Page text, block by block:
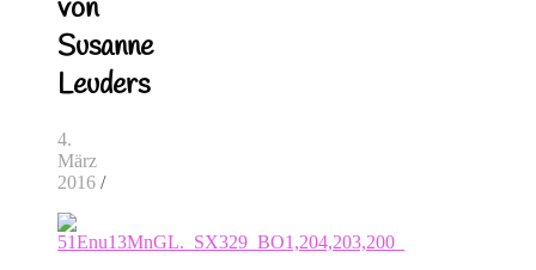
von
Susanne
Leuders
4.
März
2016 /